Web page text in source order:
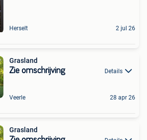
Herselt 2 jul 26
Grasland
Zie omschrijving Details
Veerle 28 apr 26
Grasland